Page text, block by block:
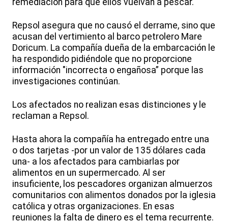
Repsol asegura que no causó el derrame, sino que
acusan del vertimiento al barco petrolero Mare
Doricum. La compañía dueña de la embarcación le
ha respondido pidiéndole que no proporcione
información "incorrecta o engañosa” porque las
investigaciones continúan.
Los afectados no realizan esas distinciones y le
reclaman a Repsol.
Hasta ahora la compañía ha entregado entre una
o dos tarjetas -por un valor de 135 dólares cada
una- a los afectados para cambiarlas por
alimentos en un supermercado. Al ser
insuficiente, los pescadores organizan almuerzos
comunitarios con alimentos donados por la iglesia
católica y otras organizaciones. En esas
reuniones la falta de dinero es el tema recurrente.